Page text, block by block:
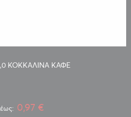
ΚΟΚΚΑΛΙΝΑ ΚΑΦΕ
0,97 €